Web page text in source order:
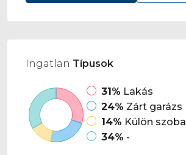
Ingatlan Típusok
31% Lakás
24% Zárt garázs
14% Külön szoba
34% -